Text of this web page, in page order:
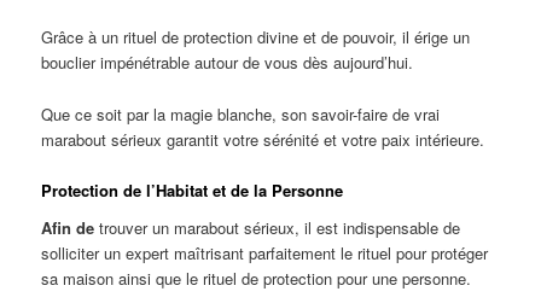
Grâce à un rituel de protection divine et de pouvoir, il érige un
bouclier impénétrable autour de vous dès aujourd’hui.
Que ce soit par la magie blanche, son savoir-faire de vrai
marabout sérieux garantit votre sérénité et votre paix intérieure.
Protection de l’Habitat et de la Personne
Afin de trouver un marabout sérieux, il est indispensable de
solliciter un expert maîtrisant parfaitement le rituel pour protéger
sa maison ainsi que le rituel de protection pour une personne.